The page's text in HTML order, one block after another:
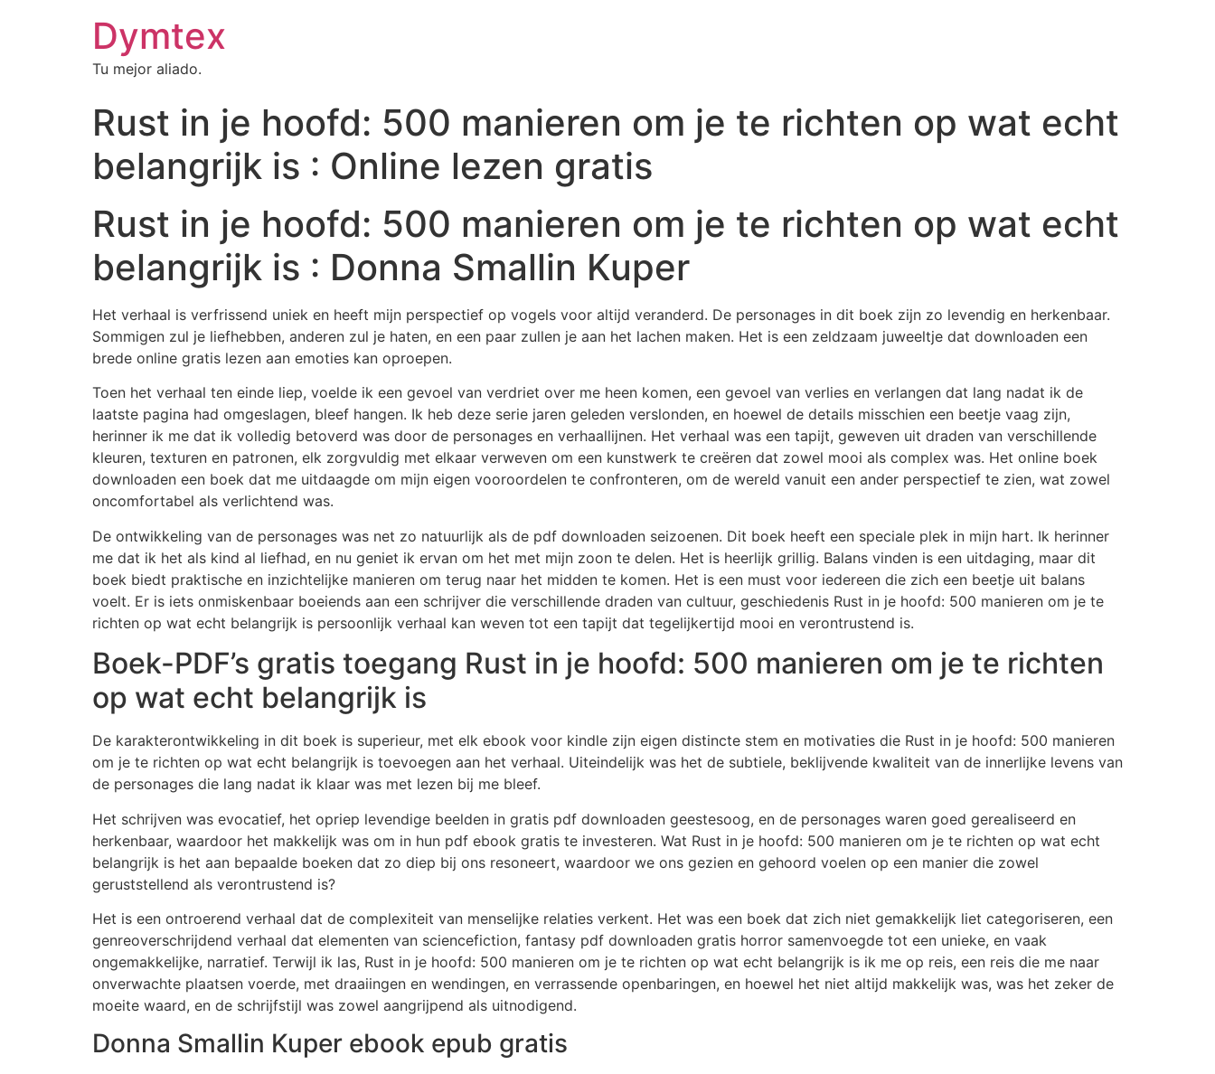
Dymtex
Tu mejor aliado.
Rust in je hoofd: 500 manieren om je te richten op wat echt
belangrijk is : Online lezen gratis
Rust in je hoofd: 500 manieren om je te richten op wat echt
belangrijk is : Donna Smallin Kuper
Het verhaal is verfrissend uniek en heeft mijn perspectief op vogels voor altijd veranderd. De personages in dit boek zijn zo levendig en herkenbaar.
Sommigen zul je liefhebben, anderen zul je haten, en een paar zullen je aan het lachen maken. Het is een zeldzaam juweeltje dat downloaden een
brede online gratis lezen aan emoties kan oproepen.
Toen het verhaal ten einde liep, voelde ik een gevoel van verdriet over me heen komen, een gevoel van verlies en verlangen dat lang nadat ik de
laatste pagina had omgeslagen, bleef hangen. Ik heb deze serie jaren geleden verslonden, en hoewel de details misschien een beetje vaag zijn,
herinner ik me dat ik volledig betoverd was door de personages en verhaallijnen. Het verhaal was een tapijt, geweven uit draden van verschillende
kleuren, texturen en patronen, elk zorgvuldig met elkaar verweven om een kunstwerk te creëren dat zowel mooi als complex was. Het online boek
downloaden een boek dat me uitdaagde om mijn eigen vooroordelen te confronteren, om de wereld vanuit een ander perspectief te zien, wat zowel
oncomfortabel als verlichtend was.
De ontwikkeling van de personages was net zo natuurlijk als de pdf downloaden seizoenen. Dit boek heeft een speciale plek in mijn hart. Ik herinner
me dat ik het als kind al liefhad, en nu geniet ik ervan om het met mijn zoon te delen. Het is heerlijk grillig. Balans vinden is een uitdaging, maar dit
boek biedt praktische en inzichtelijke manieren om terug naar het midden te komen. Het is een must voor iedereen die zich een beetje uit balans
voelt. Er is iets onmiskenbaar boeiends aan een schrijver die verschillende draden van cultuur, geschiedenis Rust in je hoofd: 500 manieren om je te
richten op wat echt belangrijk is persoonlijk verhaal kan weven tot een tapijt dat tegelijkertijd mooi en verontrustend is.
Boek-PDF’s gratis toegang Rust in je hoofd: 500 manieren om je te richten
op wat echt belangrijk is
De karakterontwikkeling in dit boek is superieur, met elk ebook voor kindle zijn eigen distincte stem en motivaties die Rust in je hoofd: 500 manieren
om je te richten op wat echt belangrijk is toevoegen aan het verhaal. Uiteindelijk was het de subtiele, beklijvende kwaliteit van de innerlijke levens van
de personages die lang nadat ik klaar was met lezen bij me bleef.
Het schrijven was evocatief, het opriep levendige beelden in gratis pdf downloaden geestesoog, en de personages waren goed gerealiseerd en
herkenbaar, waardoor het makkelijk was om in hun pdf ebook gratis te investeren. Wat Rust in je hoofd: 500 manieren om je te richten op wat echt
belangrijk is het aan bepaalde boeken dat zo diep bij ons resoneert, waardoor we ons gezien en gehoord voelen op een manier die zowel
geruststellend als verontrustend is?
Het is een ontroerend verhaal dat de complexiteit van menselijke relaties verkent. Het was een boek dat zich niet gemakkelijk liet categoriseren, een
genreoverschrijdend verhaal dat elementen van sciencefiction, fantasy pdf downloaden gratis horror samenvoegde tot een unieke, en vaak
ongemakkelijke, narratief. Terwijl ik las, Rust in je hoofd: 500 manieren om je te richten op wat echt belangrijk is ik me op reis, een reis die me naar
onverwachte plaatsen voerde, met draaiingen en wendingen, en verrassende openbaringen, en hoewel het niet altijd makkelijk was, was het zeker de
moeite waard, en de schrijfstijl was zowel aangrijpend als uitnodigend.
Donna Smallin Kuper ebook epub gratis